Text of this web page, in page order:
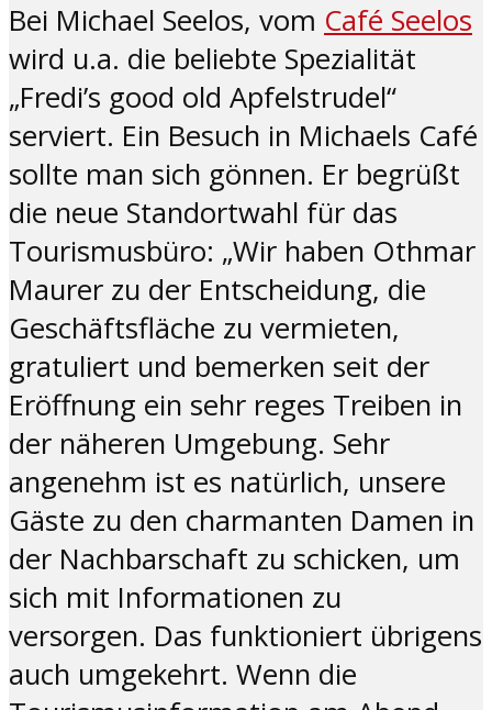
Bei Michael Seelos, vom Café Seelos
wird u.a. die beliebte Spezialität
„Fredi’s good old Apfelstrudel“
serviert. Ein Besuch in Michaels Café
sollte man sich gönnen. Er begrüßt
die neue Standortwahl für das
Tourismusbüro: „Wir haben Othmar
Maurer zu der Entscheidung, die
Geschäftsfläche zu vermieten,
gratuliert und bemerken seit der
Eröffnung ein sehr reges Treiben in
der näheren Umgebung. Sehr
angenehm ist es natürlich, unsere
Gäste zu den charmanten Damen in
der Nachbarschaft zu schicken, um
sich mit Informationen zu
versorgen. Das funktioniert übrigens
auch umgekehrt. Wenn die